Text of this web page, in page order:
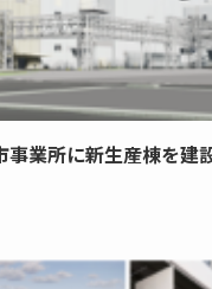
業所に新生産棟を建